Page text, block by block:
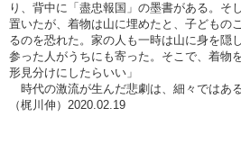
り、背中に「盡忠報国」の墨書がある。そ
置いたが、着物は山に埋めたと、子どもの
るのを恐れた。家の人も一時は山に身を隠
参った人がうちにも寄った。そこで、着物
形見分けにしたらいい」
時代の激流が生んだ悲劇は、細々ではあ
（梶川伸）2020.02.19